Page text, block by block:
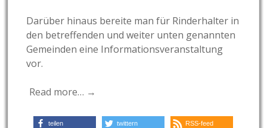
Darüber hinaus bereite man für Rinderhalter in
den betreffenden und weiter unten genannten
Gemeinden eine Informationsveranstaltung
vor.
Read more… →
teilen twittern RSS-feed